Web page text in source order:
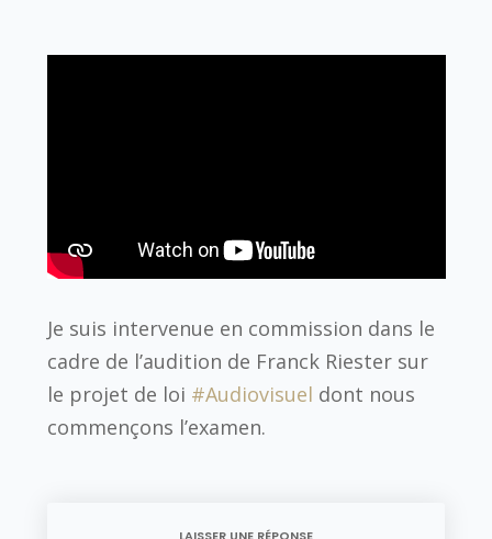
Je suis intervenue en commission dans le
cadre de l’audition de Franck Riester sur
le projet de loi #Audiovisuel dont nous
commençons l’examen.